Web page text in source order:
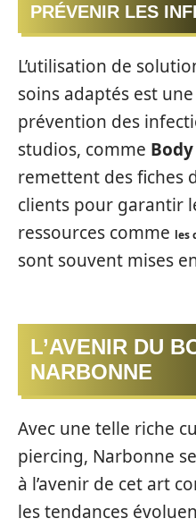
PRÉVENIR LES
L’utilisation de
soins adaptés est
prévention des
studios, comme
remettent des fiches
clients pour garantir
ressources comme les
sont souvent mises
L’AVENIR DU
NARBONNE
Avec une telle riche
piercing, Narbonne
à l’avenir de cet art
les tendances